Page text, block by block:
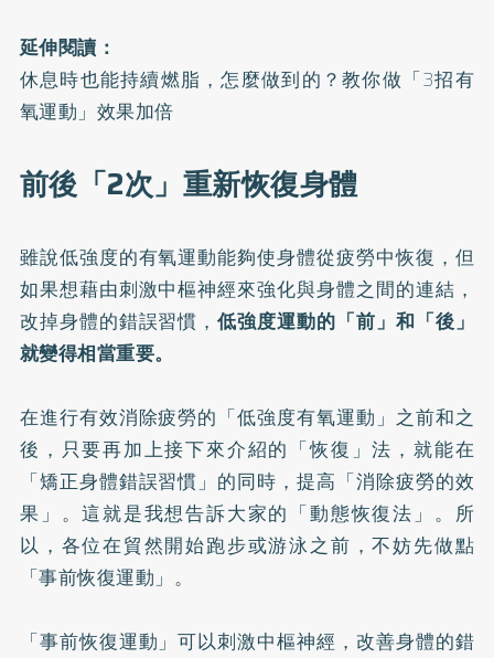
延伸閱讀：
休息時也能持續燃脂，怎麼做到的？教你做「3招有
氧運動」效果加倍
前後「2次」重新恢復身體
雖說低強度的有氧運動能夠使身體從疲勞中恢復，但
如果想藉由刺激中樞神經來強化與身體之間的連結，
改掉身體的錯誤習慣，低強度運動的「前」和「後」
就變得相當重要。
在進行有效消除疲勞的「低強度有氧運動」之前和之
後，只要再加上接下來介紹的「恢復」法，就能在
「矯正身體錯誤習慣」的同時，提高「消除疲勞的效
果」。這就是我想告訴大家的「動態恢復法」。所
以，各位在貿然開始跑步或游泳之前，不妨先做點
「事前恢復運動」。
「事前恢復運動」可以刺激中樞神經，改善身體的錯